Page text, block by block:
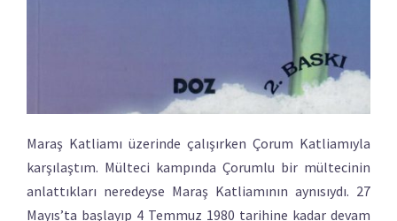
Maraş Katliamı üzerinde çalışırken Çorum Katliamıyla
karşılaştım. Mülteci kampında Çorumlu bir mültecinin
anlattıkları neredeyse Maraş Katliamının aynısıydı. 27
Mayıs’ta başlayıp 4 Temmuz 1980 tarihine kadar devam